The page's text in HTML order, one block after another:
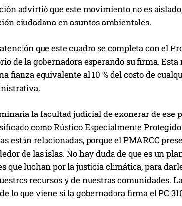
advirtió que este movimiento no es
ciudadana en asuntos ambientales.
que este cuadro se completa con el
de la gobernadora esperando su firma.
fianza equivalente al 10 % del costo de
la facultad judicial de exonerar de ese
como Rústico Especialmente
están relacionadas, porque el PMARCC
de las islas. No hay duda de que es un
que luchan por la justicia climática, para
recursos y de nuestras comunidades.
lo que viene si la gobernadora firma el PC